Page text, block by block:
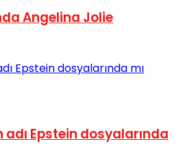
Angelina Jolie
adı Epstein dosyalarında